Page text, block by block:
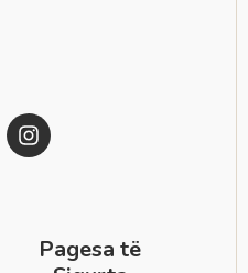
Pagesa të